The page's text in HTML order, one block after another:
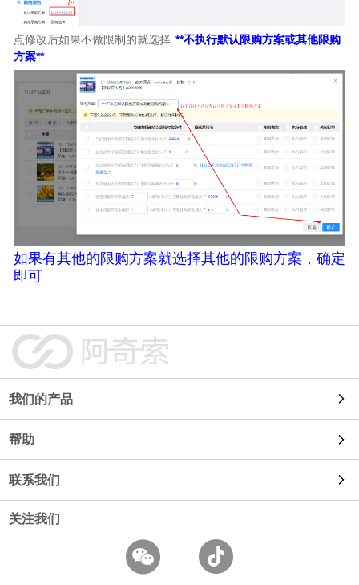
点修改后如果不做限制的就选择 **不执行默认限购方案或其他限购
方案**
如果有其他的限购方案就选择其他的限购方案，确定
即可
我们的产品
自动发货
帮助
使用教程
联系我们
使用咨询
关注我们